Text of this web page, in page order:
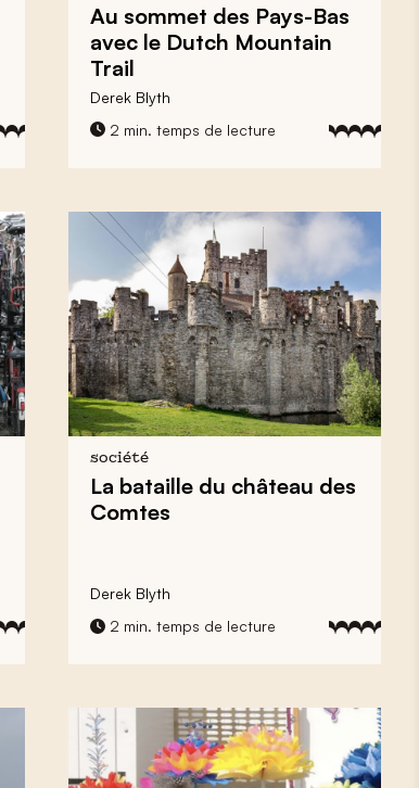
Au sommet des Pays-Bas
avec le Dutch Mountain
Trail
Derek Blyth
2 min. temps de lecture
société
La bataille du château des
Comtes
Derek Blyth
2 min. temps de lecture